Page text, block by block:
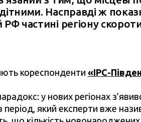
Насправді ж
РФ частині регіону
кореспонденти «IPC-
у нових регіонах
період, який експерти вже